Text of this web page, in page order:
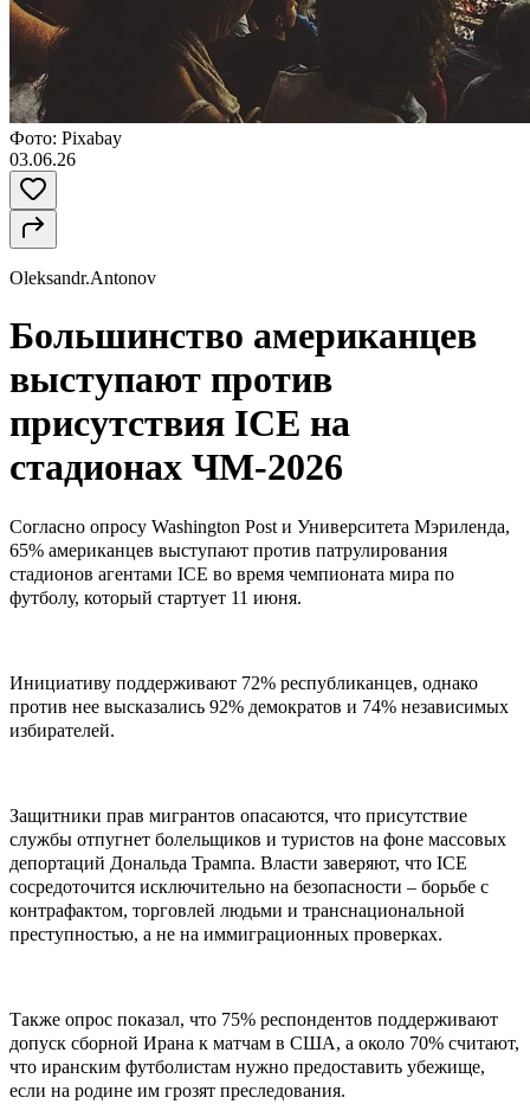
Фото: Pixabay
03.06.26
Oleksandr.Antonov
Большинство американцев
выступают против
присутствия ICE на
стадионах ЧМ-2026
Согласно опросу Washington Post и Университета Мэриленда,
65% американцев выступают против патрулирования
стадионов агентами ICE во время чемпионата мира по
футболу, который стартует 11 июня.
Инициативу поддерживают 72% республиканцев, однако
против нее высказались 92% демократов и 74% независимых
избирателей.
Защитники прав мигрантов опасаются, что присутствие
службы отпугнет болельщиков и туристов на фоне массовых
депортаций Дональда Трампа. Власти заверяют, что ICE
сосредоточится исключительно на безопасности – борьбе с
контрафактом, торговлей людьми и транснациональной
преступностью, а не на иммиграционных проверках.
Также опрос показал, что 75% респондентов поддерживают
допуск сборной Ирана к матчам в США, а около 70% считают,
что иранским футболистам нужно предоставить убежище,
если на родине им грозят преследования.